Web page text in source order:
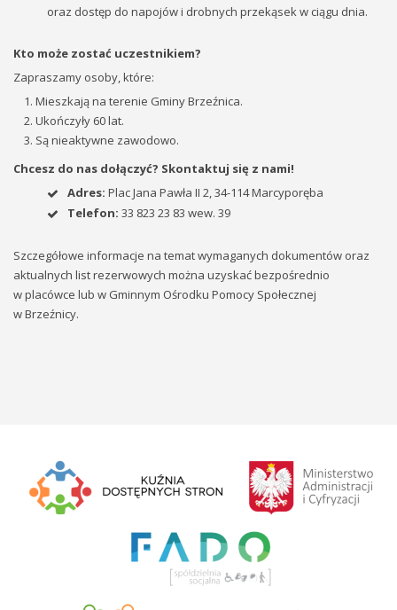
oraz dostęp do napojów i drobnych przekąsek w ciągu dnia.
Kto może zostać uczestnikiem?
Zapraszamy osoby, które:
Mieszkają na terenie Gminy Brzeźnica.
Ukończyły 60 lat.
Są nieaktywne zawodowo.
Chcesz do nas dołączyć? Skontaktuj się z nami!
Adres: Plac Jana Pawła II 2, 34-114 Marcyporęba
Telefon: 33 823 23 83 wew. 39
Szczegółowe informacje na temat wymaganych dokumentów oraz
aktualnych list rezerwowych można uzyskać bezpośrednio
w placówce lub w Gminnym Ośrodku Pomocy Społecznej
w Brzeźnicy.